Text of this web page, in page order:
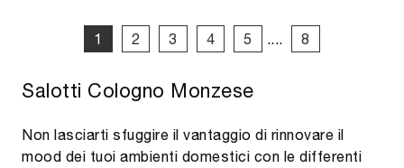
1 2 3 4 5 .... 8
Salotti Cologno Monzese
Non lasciarti sfuggire il vantaggio di rinnovare il
mood dei tuoi ambienti domestici con le differenti